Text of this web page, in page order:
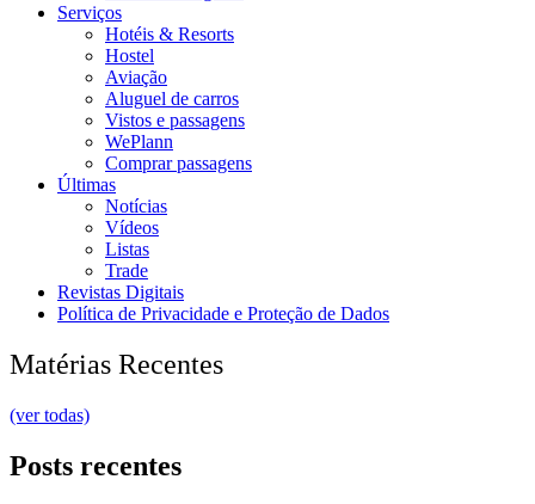
Serviços
Hotéis & Resorts
Hostel
Aviação
Aluguel de carros
Vistos e passagens
WePlann
Comprar passagens
Últimas
Notícias
Vídeos
Listas
Trade
Revistas Digitais
Política de Privacidade e Proteção de Dados
Matérias Recentes
(ver todas)
Posts recentes